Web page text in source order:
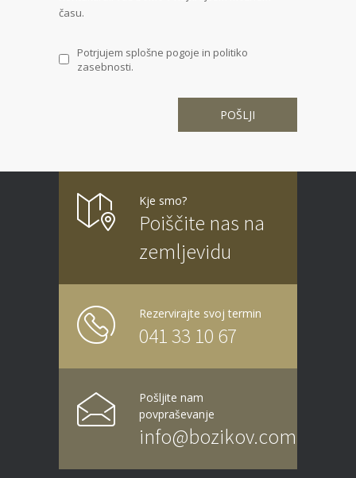
času.
Potrjujem splošne pogoje in politiko
zasebnosti.
Kje smo?
Poiščite nas na
zemljevidu
Rezervirajte svoj termin
041 33 10 67
Pošljite nam
povpraševanje
info@bozikov.com